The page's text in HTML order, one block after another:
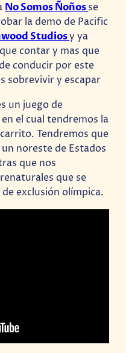
No Somos Ñoñosse
la demo de Pacific
Studiosy ya
contar y mas que
conducir por este
sobrevivir y escapar
un juego de
el cual tendremos la
Tendremos que
noreste de Estados
que nos
que se
exclusión olímpica.